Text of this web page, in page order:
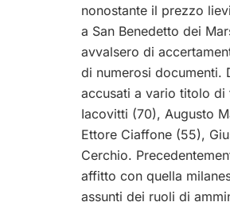
nonostante il prezzo
a San Benedetto dei
avvalsero di
di numerosi documenti.
accusati a vario titolo di
Iacovitti (70), Augusto
Ettore Ciaffone (55),
Cerchio.
affitto con quella
assunti dei ruoli di